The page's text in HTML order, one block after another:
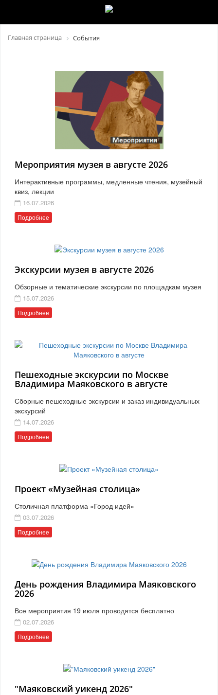
Главная страница События
Мероприятия музея в августе 2026
Интерактивные программы, медленные чтения, музейный
квиз, лекции
16.07.2026
Подробнее
Экскурсии музея в августе 2026
Обзорные и тематические экскурсии по площадкам музея
15.07.2026
Подробнее
Пешеходные экскурсии по Москве
Владимира Маяковского в августе
Сборные пешеходные экскурсии и заказ индивидуальных
экскурсий
14.07.2026
Подробнее
Проект «Музейная столица»
Столичная платформа «Город идей»
03.07.2026
Подробнее
День рождения Владимира Маяковского
2026
Все мероприятия 19 июля проводятся бесплатно
02.07.2026
Подробнее
"Маяковский уикенд 2026"